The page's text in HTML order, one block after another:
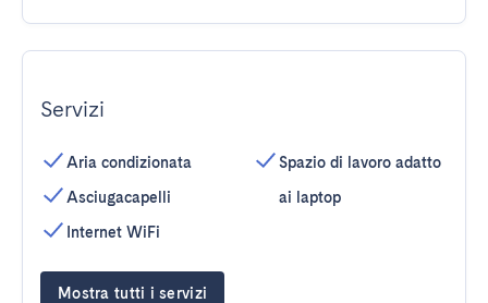
Servizi
Aria condizionata
Asciugacapelli
Internet WiFi
Spazio di lavoro adatto
ai laptop
Mostra tutti i servizi